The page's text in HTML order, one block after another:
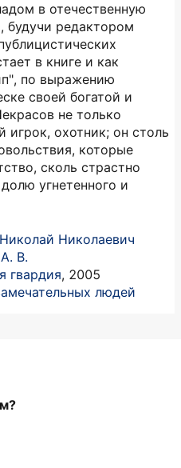
в отечественную
будучи редактором
в книге и как
по выражению
своей богатой и
не только
игрок, охотник; он столь
которые
сколь страстно
угнетенного и
Николаевич
В.
гвардия, 2005
людей